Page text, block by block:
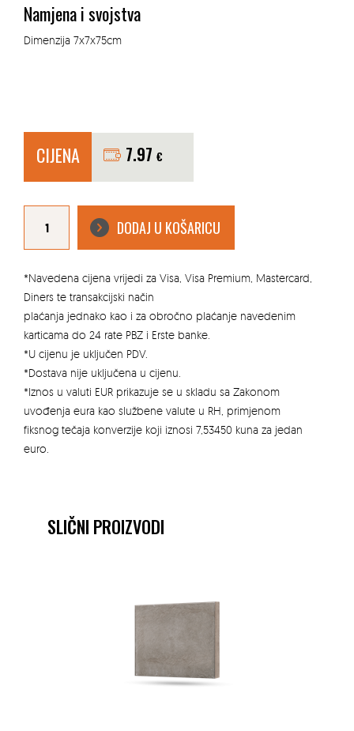
Namjena i svojstva
Dimenzija 7x7x75cm
CIJENA 7.97 €
POCINČANI
STUPA,
ŠILJASTI
količina
DODAJ U KOŠARICU
*Navedena cijena vrijedi za Visa, Visa Premium, Mastercard,
Diners te transakcijski način
plaćanja jednako kao i za obročno plaćanje navedenim
karticama do 24 rate PBZ i Erste banke.
*U cijenu je uključen PDV.
*Dostava nije uključena u cijenu.
*Iznos u valuti EUR prikazuje se u skladu sa Zakonom
uvođenja eura kao službene valute u RH, primjenom
fiksnog tečaja konverzije koji iznosi 7,53450 kuna za jedan
euro.
SLIČNI PROIZVODI